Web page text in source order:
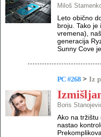
Miloš
Leto obično
broju. Tako
vremena),
generacija
Sunny Cove
PC #268 > Iz
Boris
Ako na tržištu
nastao